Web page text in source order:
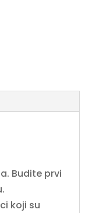
Budite prvi
koji su